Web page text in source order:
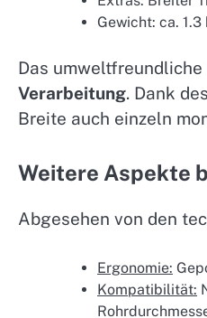
Gewicht: ca.
Das
Verarbeitung. Dank
Breite auch einzeln
Weitere Aspekte
Abgesehen von den
Ergonomie:
Kompatibilität: